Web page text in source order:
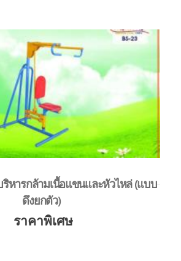
หารกล้ามเนื้อแขนและหัวไหล่ (แบบ
ดึงยกตัว)
ราคาพิเศษ